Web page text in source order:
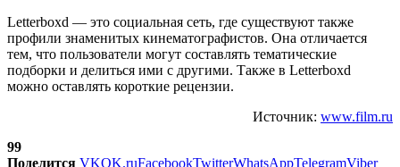
Letterboxd ― это социальная сеть, где существуют также
профили знаменитых кинематографистов. Она отличается
тем, что пользователи могут составлять тематические
подборки и делиться ими с другими. Также в Letterboxd
можно оставлять короткие рецензии.
Источник: www.film.ru
99
Поделится VKOK.ruFacebookTwitterWhatsAppTelegramViber